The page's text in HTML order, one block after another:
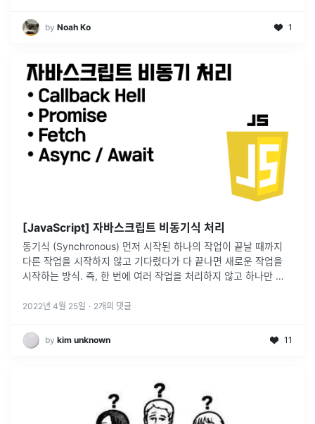
by Noah Ko 1
[JavaScript] 자바스크립트 비동기식 처리
동기식 (Synchronous) 먼저 시작된 하나의 작업이 끝날 때까지
다른 작업을 시작하지 않고 기다렸다가 다 끝나면 새로운 작업을
시작하는 방식. 즉, 한 번에 여러 작업을 처리하지 않고 하나만 처
2022년 4월 25일 · 2개의 댓글
by kim unknown 11